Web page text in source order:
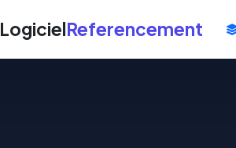
LogicielReferencement